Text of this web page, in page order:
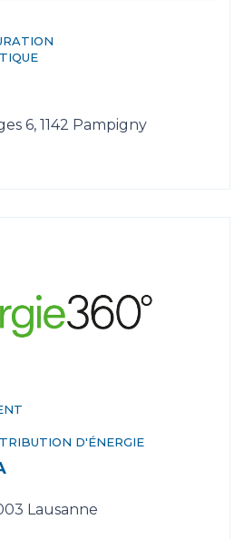
6, 1142 Pampigny
D'ÉNERGIE
Lausanne